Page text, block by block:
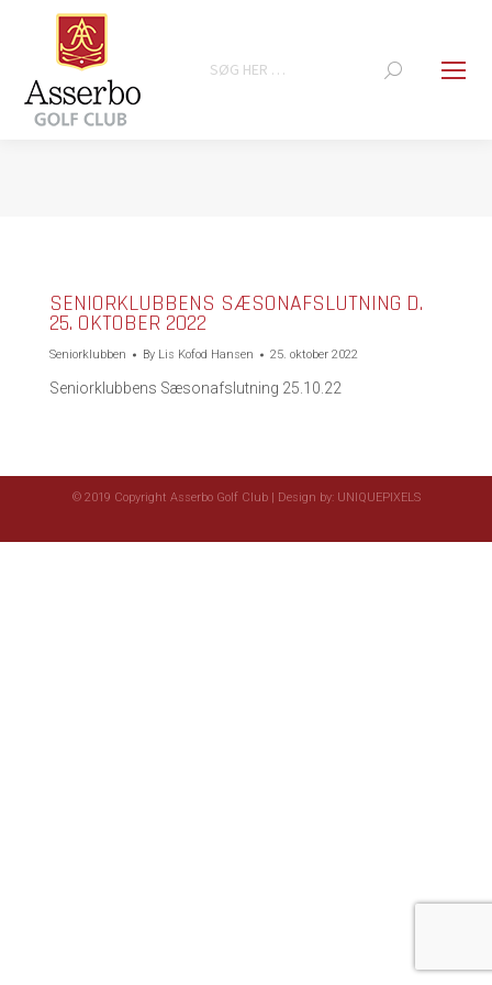
Search:
SENIORKLUBBENS SÆSONAFSLUTNING D.
25. OKTOBER 2022
Seniorklubben By Lis Kofod Hansen 25. oktober 2022
Seniorklubbens Sæsonafslutning 25.10.22
© 2019 Copyright Asserbo Golf Club | Design by: UNIQUEPIXELS